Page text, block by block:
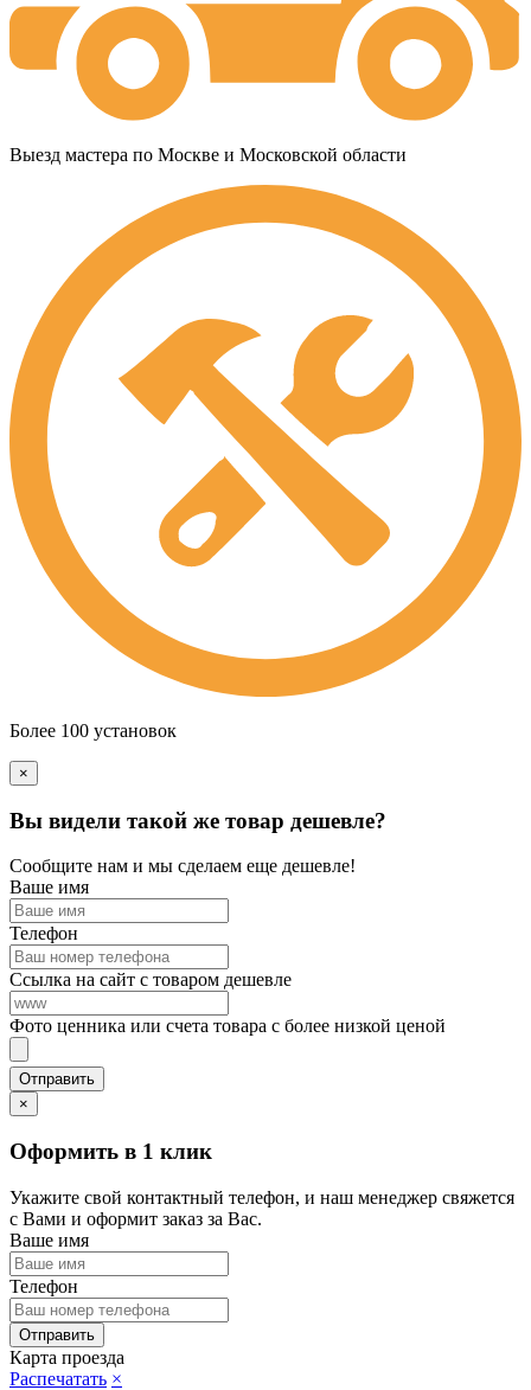
Выезд мастера по Москве и Московской области
Более 100 установок
×
Вы видели такой же товар дешевле?
Сообщите нам и мы сделаем еще дешевле!
Ваше имя
Телефон
Ссылка на сайт с товаром дешевле
Фото ценника или счета товара с более низкой ценой
×
Оформить в 1 клик
Укажите свой контактный телефон, и наш менеджер свяжется
с Вами и оформит заказ за Вас.
Ваше имя
Телефон
Карта проезда
Распечатать ×